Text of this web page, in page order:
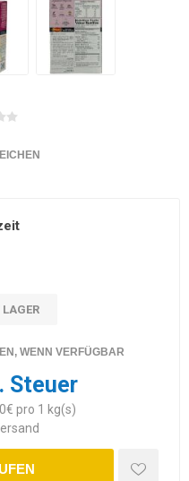
WENN VERFÜGBAR
Steuer
pro 1 kg(s)